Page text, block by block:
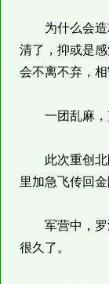
为什么会造就
清了，抑或是
会不离不弃，
一团乱麻，剪
此次重创北阳
里加急飞传回
军营中，罗鸿
很久了。